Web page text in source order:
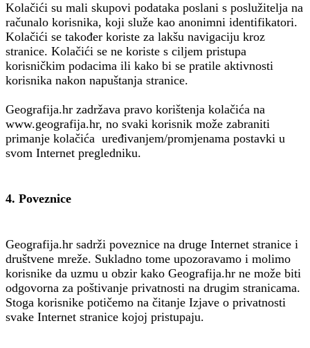
Kolačići su mali skupovi podataka poslani s poslužitelja na
računalo korisnika, koji služe kao anonimni identifikatori.
Kolačići se također koriste za lakšu navigaciju kroz
stranice. Kolačići se ne koriste s ciljem pristupa
korisničkim podacima ili kako bi se pratile aktivnosti
korisnika nakon napuštanja stranice.
Geografija.hr zadržava pravo korištenja kolačića na
www.geografija.hr, no svaki korisnik može zabraniti
primanje kolačića uređivanjem/promjenama postavki u
svom Internet pregledniku.
4. Poveznice
Geografija.hr sadrži poveznice na druge Internet stranice i
društvene mreže. Sukladno tome upozoravamo i molimo
korisnike da uzmu u obzir kako Geografija.hr ne može biti
odgovorna za poštivanje privatnosti na drugim stranicama.
Stoga korisnike potičemo na čitanje Izjave o privatnosti
svake Internet stranice kojoj pristupaju.